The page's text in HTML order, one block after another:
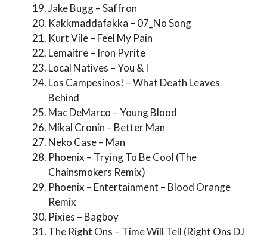
Jake Bugg – Saffron
Kakkmaddafakka – 07_No Song
Kurt Vile – Feel My Pain
Lemaitre – Iron Pyrite
Local Natives – You & I
Los Campesinos! – What Death Leaves
Behind
Mac DeMarco – Young Blood
Mikal Cronin – Better Man
Neko Case – Man
Phoenix – Trying To Be Cool (The
Chainsmokers Remix)
Phoenix – Entertainment – Blood Orange
Remix
Pixies – Bagboy
The Right Ons – Time Will Tell (Right Ons DJ